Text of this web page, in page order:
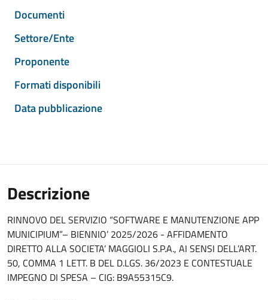
Documenti
Settore/Ente
Proponente
Formati disponibili
Data pubblicazione
Descrizione
RINNOVO DEL SERVIZIO “SOFTWARE E MANUTENZIONE APP
MUNICIPIUM”– BIENNIO’ 2025/2026 - AFFIDAMENTO
DIRETTO ALLA SOCIETA’ MAGGIOLI S.P.A., AI SENSI DELL’ART.
50, COMMA 1 LETT. B DEL D.LGS. 36/2023 E CONTESTUALE
IMPEGNO DI SPESA – CIG: B9A55315C9.